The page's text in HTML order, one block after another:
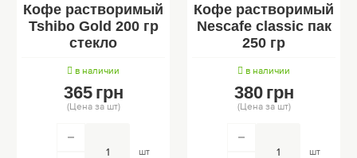
Кофе растворимый
Tshibo Gold 200 гр
стекло
в наличии
365 грн
(Цена за шт)
шт
Кофе растворимый
Nescafe classic пак
250 гр
в наличии
380 грн
(Цена за шт)
шт